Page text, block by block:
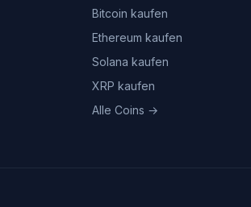
Bitcoin kaufen
Ethereum kaufen
Solana kaufen
XRP kaufen
Alle Coins →